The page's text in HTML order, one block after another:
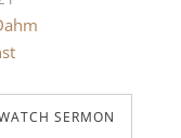
SERMON